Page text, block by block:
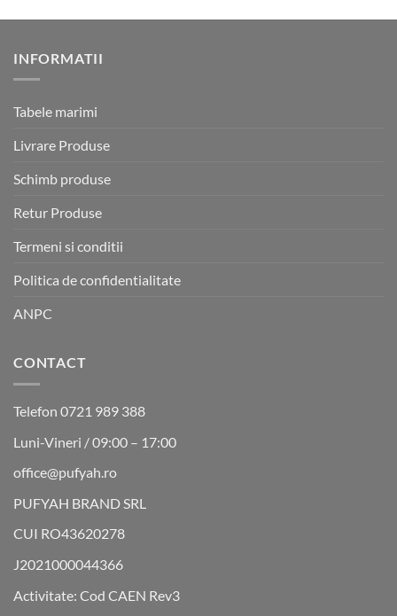
INFORMATII
Tabele marimi
Livrare Produse
Schimb produse
Retur Produse
Termeni si conditii
Politica de confidentialitate
ANPC
CONTACT
Telefon 0721 989 388
Luni-Vineri / 09:00 – 17:00
office@pufyah.ro
PUFYAH BRAND SRL
CUI RO43620278
J2021000044366
Activitate: Cod CAEN Rev3